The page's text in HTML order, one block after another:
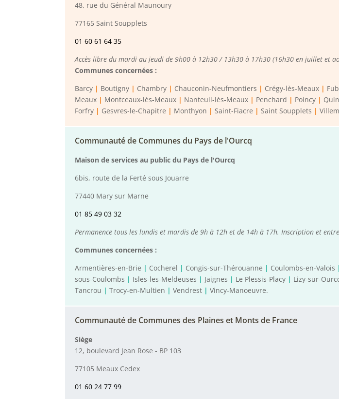
48, rue du Général Maunoury
77165 Saint Soupplets
01 60 61 64 35
Accès libre du mardi au jeudi de 9h00 à 12h30 / 13h30 à 17h30 (16h30 en juillet et
Communes concernées :
Barcy | Boutigny | Chambry | Chauconin-Neufmontiers | Crégy-lès-Meaux |
Meaux | Montceaux-lès-Meaux | Nanteuil-lès-Meaux | Penchard | Poincy |
Forfry | Gesvres-le-Chapitre | Monthyon | Saint-Fiacre | Saint Soupplets |
Communauté de Communes du Pays de l'Ourcq
Maison de services au public du Pays de l'Ourcq
6bis, route de la Ferté sous Jouarre
77440 Mary sur Marne
01 85 49 03 32
Permanence tous les lundis et mardis de 9h à 12h et de 14h à 17h. Inscription et
Communes concernées :
Armentières-en-Brie | Cocherel | Congis-sur-Thérouanne | Coulombs-en-Valois |
sous-Coulombs | Isles-les-Meldeuses | Jaignes | Le Plessis-Placy | Lizy-sur-
Tancrou | Trocy-en-Multien | Vendrest | Vincy-Manoeuvre.
Communauté de Communes des Plaines et Monts de France
Siège
12, boulevard Jean Rose - BP 103
77105 Meaux Cedex
01 60 24 77 99